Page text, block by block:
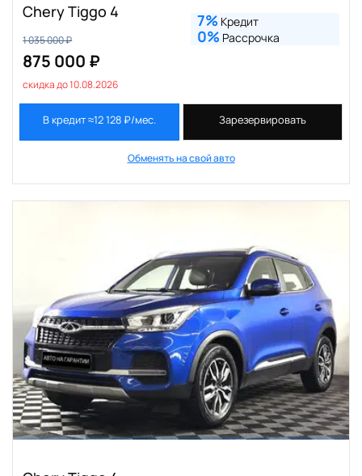
Chery Tiggo 4
1 035 000 ₽
875 000 ₽
скидка до 10.08.2026
7% Кредит
0% Рассрочка
В кредит ≈12 128 ₽/мес. Зарезервировать
Обменять на свой авто